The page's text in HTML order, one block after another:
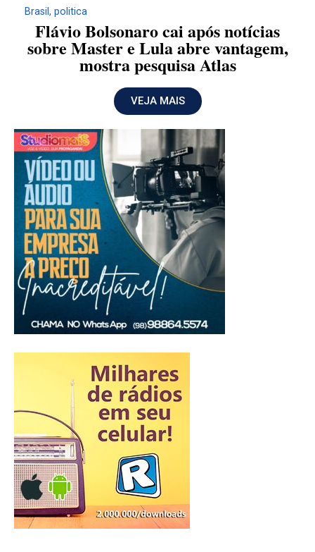
Brasil , politica
Flávio Bolsonaro cai após notícias
sobre Master e Lula abre vantagem,
mostra pesquisa Atlas
VEJA MAIS